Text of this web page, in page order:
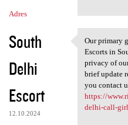
Adres
South
Delhi
Escort
12.10.2024
Our
Our primary
Escorts in
privacy of
brief update
you contact
https://
delhi-call-